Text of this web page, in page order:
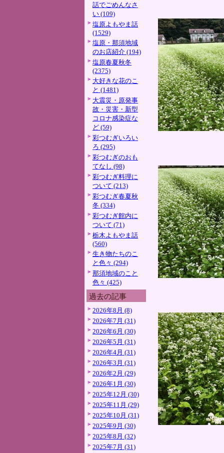
話でごめんなさ
い (109)
塩原よもやま話
(1529)
塩原・那須地域
のお店紹介 (194)
塩原春夏秋冬
(2375)
大好きな花のこ
と (1481)
大震災・原発事
故・災害・新型
コロナ感染症な
ど (59)
彩つむぎいろい
ろ (295)
彩つむぎのおも
てなし (98)
彩つむぎ料理に
ついて (213)
彩つむぎ春夏秋
冬 (334)
彩つむぎ館内に
ついて (71)
栃木よもやま話
(560)
生き物たちのこ
と色々 (294)
那須地域のこと
色々 (425)
過去の記事
2026年8月 (8)
2026年7月 (31)
2026年6月 (30)
2026年5月 (31)
2026年4月 (31)
2026年3月 (31)
2026年2月 (29)
2026年1月 (30)
2025年12月 (30)
2025年11月 (29)
2025年10月 (31)
2025年9月 (30)
2025年8月 (32)
2025年7月 (31)